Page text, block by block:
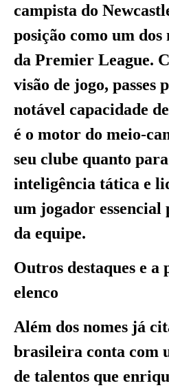
campista do
posição como um
da Premier League.
visão de jogo, passes
notável capacidade
é o motor do meio-
seu clube quanto
inteligência tática e
um jogador
da equipe.
Outros destaques e a
elenco
Além dos nomes já
brasileira conta com
de talentos que